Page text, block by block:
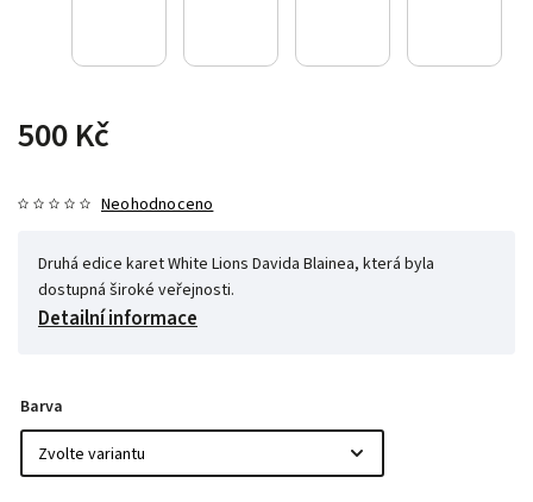
500 Kč
Neohodnoceno
Druhá edice karet White Lions Davida Blainea, která byla
dostupná široké veřejnosti.
Detailní informace
Barva